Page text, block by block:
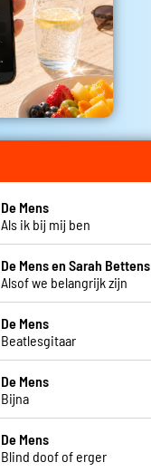
De Mens
Als ik bij mij ben
De Mens en Sarah Bettens
Alsof we belangrijk zijn
De Mens
Beatlesgitaar
De Mens
Bijna
De Mens
Blind doof of erger